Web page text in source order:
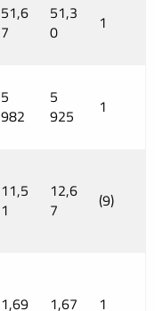
51,6
7
51,3
0
1
5
982
5
925
1
11,5
1
12,6
7
(9)
1,69 1,67 1